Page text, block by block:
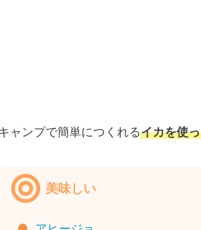
ャンプで簡単につくれるイカを使
美味しい